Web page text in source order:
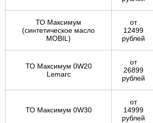
ТО Максимум
(cинтетическое масло
MOBIL)
от
12499
рублей
ТО Максимум 0W20
Lemarc
от
26899
рублей
ТО Максимум 0W30
от
14999
рублей